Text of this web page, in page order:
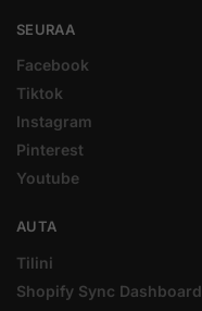
SEURAA
Facebook
Tiktok
Instagram
Pinterest
Youtube
AUTA
Tilini
Shopify Sync Dashboard